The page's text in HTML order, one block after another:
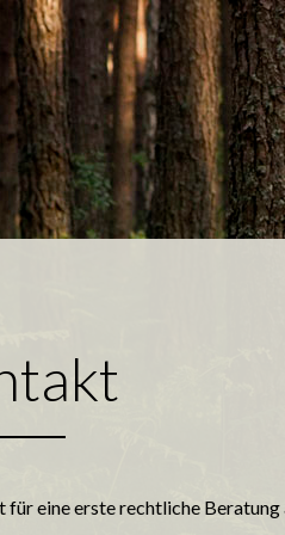
eine erste rechtliche Beratung